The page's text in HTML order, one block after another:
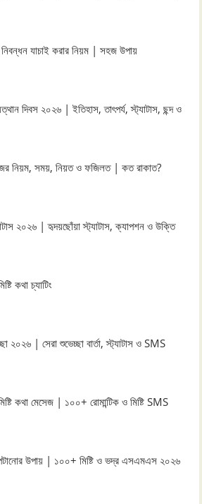
যাচাই করার নিয়ম | সহজ উপায়
দিবস ২০২৬ | ইতিহাস, তাৎপর্য, স্ট্যাটাস, ছন্দ ও
নিয়ম, সময়, নিয়ত ও ফজিলত | কত রাকাত?
২০২৬ | হৃদয়ছোঁয়া স্ট্যাটাস, ক্যাপশন ও উক্তি
কথা চ্যাটিং
২০২৬ | সেরা শুভেচ্ছা বার্তা, স্ট্যাটাস ও SMS
কথা মেসেজ | ১০০+ রোমান্টিক ও মিষ্টি SMS
পটানোর উপায় | ১০০+ মিষ্টি ও ভদ্র এসএমএস ২০২৬